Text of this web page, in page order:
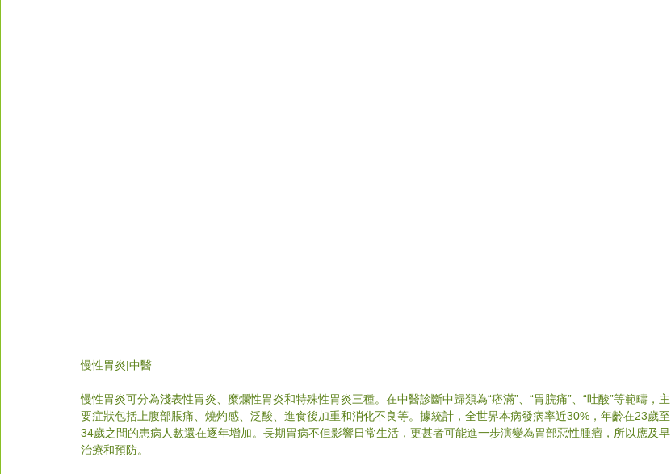
慢性胃炎|中醫
慢性胃炎可分為淺表性胃炎、糜爛性胃炎和特殊性胃炎三種。在中醫診斷中歸類為“痞滿”、“胃脘痛”、“吐酸”等範疇，主
要症狀包括上腹部脹痛、燒灼感、泛酸、進食後加重和消化不良等。據統計，全世界本病發病率近30%，年齡在23歲至
34歲之間的患病人數還在逐年增加。長期胃病不但影響日常生活，更甚者可能進一步演變為胃部惡性腫瘤，所以應及早
治療和預防。